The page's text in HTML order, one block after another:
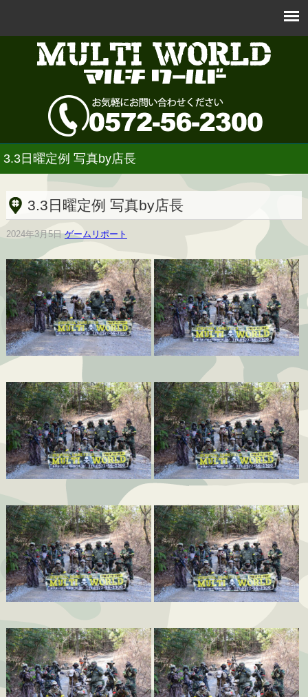
3.3日曜定例 写真by店長
3.3日曜定例 写真by店長
2024年3月5日 ゲームリポート